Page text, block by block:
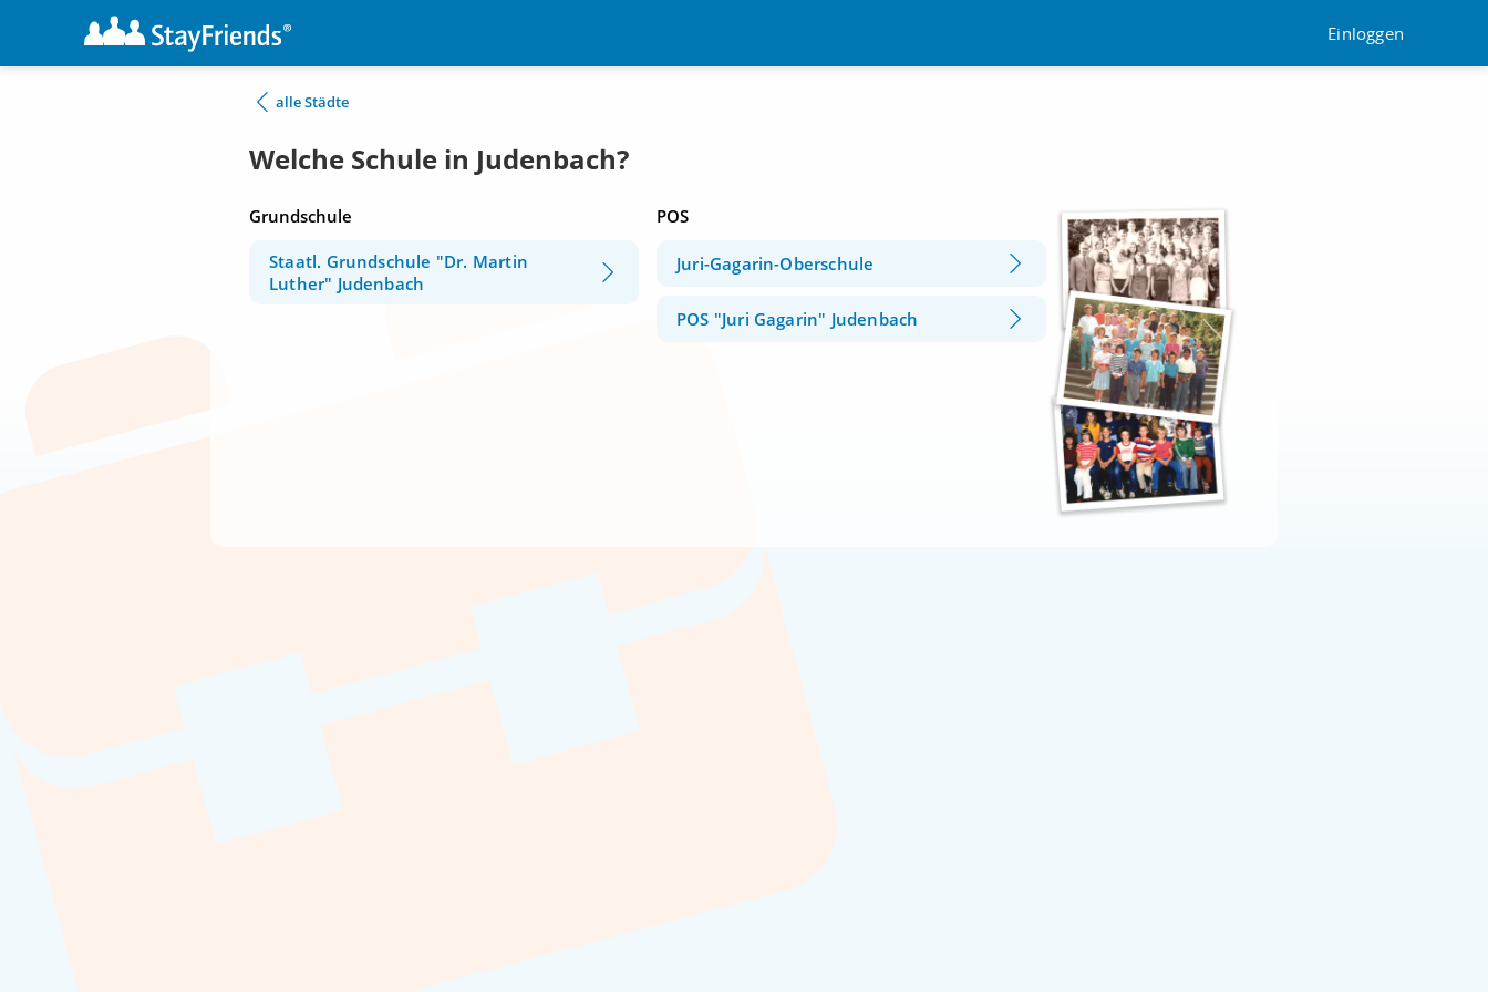
Einloggen
alle Städte
Welche Schule in Judenbach?
Grundschule
Staatl. Grundschule "Dr. Martin
Luther" Judenbach
POS
Juri-Gagarin-Oberschule
POS "Juri Gagarin" Judenbach